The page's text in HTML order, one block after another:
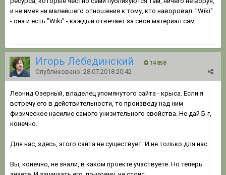
и не имея ни малейшего отношения к тому, кто наворовал. "Wiki"
- она и есть "Wiki" - каждый отвечает за свой материал сам.
Игорь Лебединский 14 858
Опубликовано: 28.07.2018 20:42
Леонид Озерный, владелец упомянутого сайта - крыса. Если я
встречу его в действительности, то произведу над ним
физическое насилие самого унизительного свойства. Не дай Б-г,
конечно.
Для нас, здесь, этого сайта не существует. И не только для нас.
Вы, конечно, не знали, в каком проекте участвуете. Но теперь